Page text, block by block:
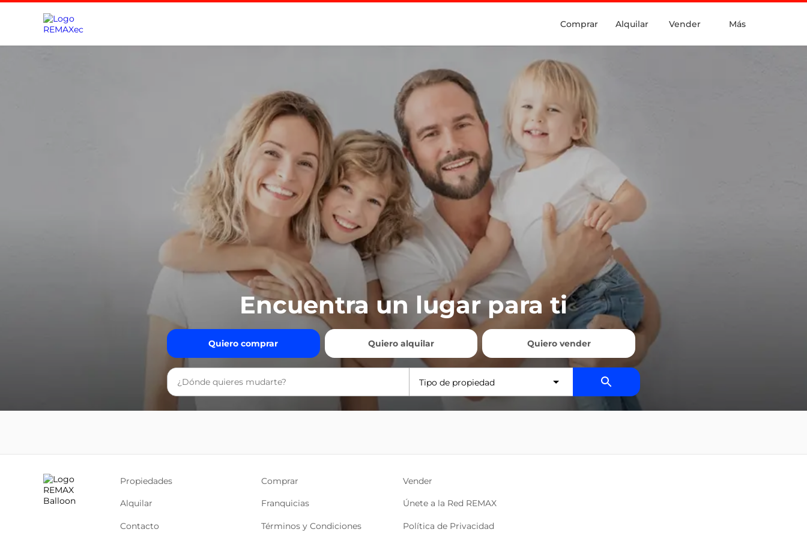
Comprar Alquilar Vender Más
Encuentra un lugar para ti
Quiero comprar Quiero alquilar Quiero vender
Tipo de propiedad
Propiedades Comprar Vender
Alquilar Franquicias Únete a la Red REMAX
Contacto Términos y Condiciones Política de Privacidad